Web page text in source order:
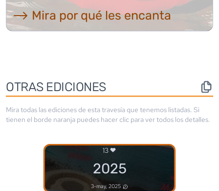
⟶ Mira por qué les encanta
OTRAS EDICIONES
Mira todas las ediciones de esta travesía que tenemos listadas. Si
tienen el borde naranja puedes hacer clic para ver todos los detalles.
13
2025
3-may, 2025